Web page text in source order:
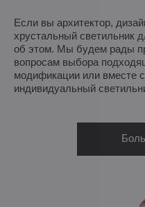
Если вы архитектор,
хрустальный светильник
об этом. Мы будем рады
вопросам выбора
модификации или вместе
индивидуальный